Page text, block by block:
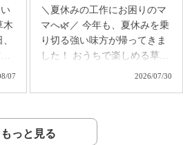
木
皮
07
＼夏休みの工作にお困りのマ
マへ🌿／ 今年も、夏休みを乗
り切る強い味方が帰ってきま
した！ おうちで楽しめる草木
染めキットが、リニューアル
ットでしたが、 今年はなん
と、クルーの声から、ガーゼ
2026/07/30
もっと見る